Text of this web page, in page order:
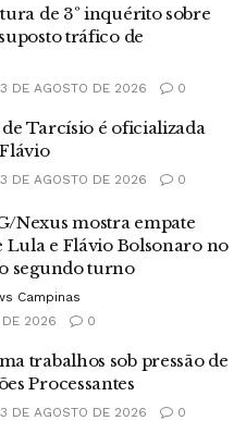
de 3º inquérito sobre
tráfico de
DE AGOSTO DE 2026 0
Tarcísio é oficializada
DE AGOSTO DE 2026 0
Nexus mostra empate
Lula e Flávio Bolsonaro no
segundo turno
Campinas
2026
0
trabalhos sob pressão de
Processantes
DE AGOSTO DE 2026 0